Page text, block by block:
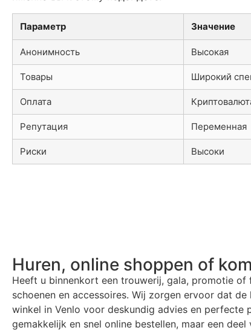
Параметр Значение
Анонимность Высокая
Товары Широкий
Оплата
Репутация Переменная
Риски Высоки
Huren, online shoppen of
Heeft u binnenkort een trouwerij, gala, promotie
schoenen en accessoires. Wij zorgen ervoor dat
winkel in Venlo voor deskundig advies en
gemakkelijk en snel online bestellen, maar een